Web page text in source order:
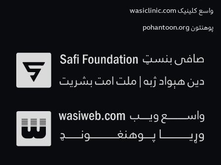
واسع کلینیک wasiclinic.com
پوهنتون pohantoon.org